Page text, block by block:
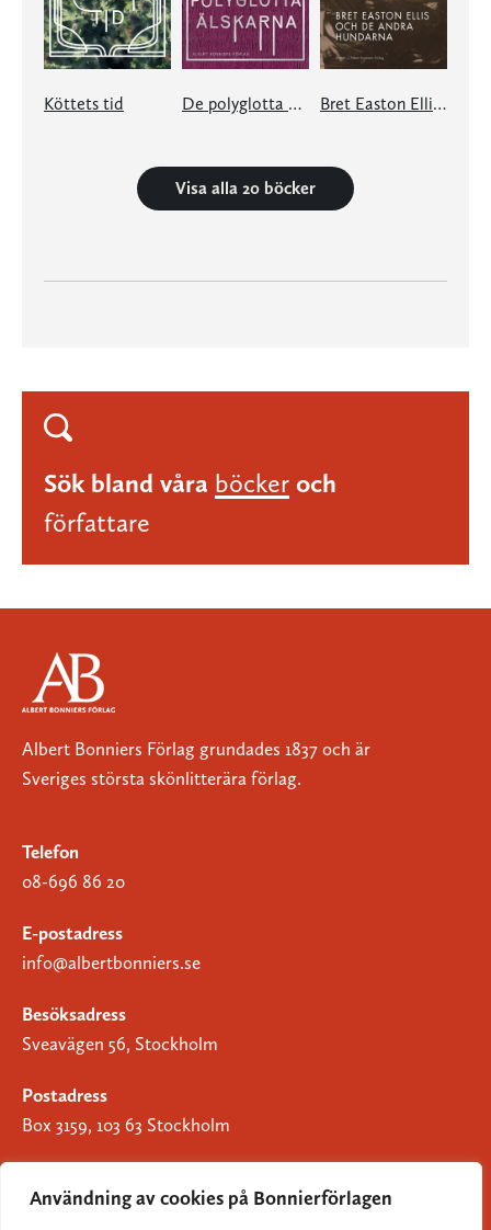
Användning av cookies på Bonnierförlagen
Köttets tid De polyglotta älskarna Bret Easton Ellis och de andra hundarna
Visa alla 20 böcker
Sök bland våra böcker och
författare
Albert Bonniers Förlag grundades 1837 och är
Sveriges största skönlitterära förlag.
Telefon
08-696 86 20
E-postadress
info@albertbonniers.se
Besöksadress
Sveavägen 56, Stockholm
Postadress
Box 3159, 103 63 Stockholm